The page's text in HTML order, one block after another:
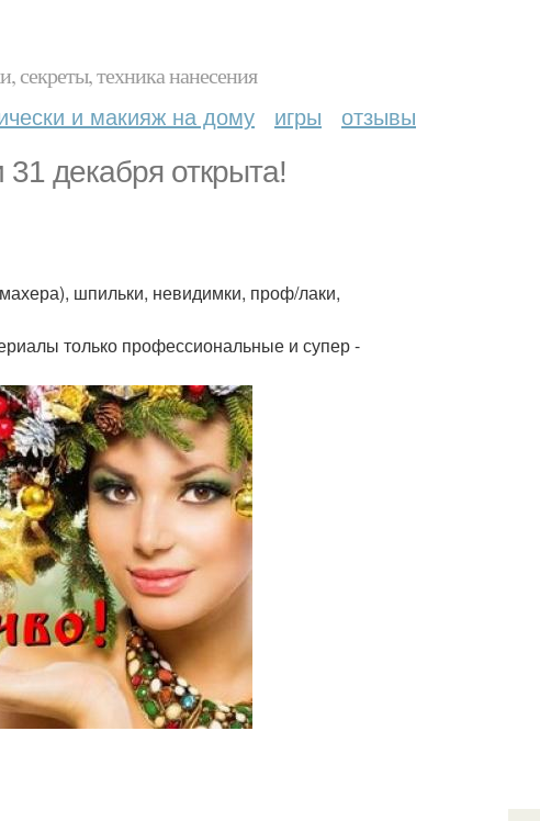
секреты, техника нанесения
и макияж на дому игры отзывы
декабря открыта!
шпильки, невидимки, проф/лаки,
только профессиональные и супер -